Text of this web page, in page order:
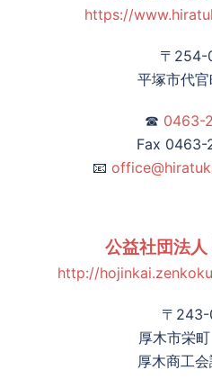
https://
〒254-
平塚市代
☎ 0463-
Fax 0463-
📧
公益社団法
http://
〒243-
厚木市栄
厚木商工